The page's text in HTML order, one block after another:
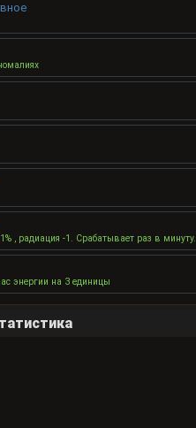
, радиация -1. Срабатывает раз в минуту.
энергии на 3 единицы